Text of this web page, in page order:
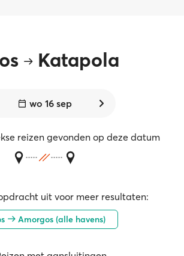
Katapola
wo 16 sep
reizen gevonden op deze datum
uit voor meer resultaten:
Amorgos (alle havens)